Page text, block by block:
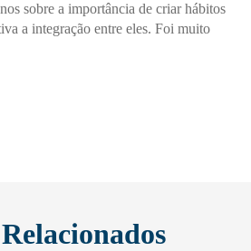
sobre a importância de criar hábitos
a integração entre eles. Foi muito